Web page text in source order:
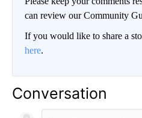
can review our Community
If you would like to share a
here.
Conversation